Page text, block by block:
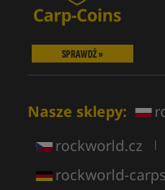
SPRAWDŹ »
Nasze sklepy:
rockworld.cz |
rockworld-